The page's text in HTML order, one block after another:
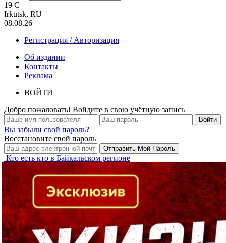
19 C
Irkutsk, RU
08.08.26
Регистрация / Авторизация
Об издании
Контакты
Реклама
ВОЙТИ
Добро пожаловать! Войдите в свою учётную запись
Вы забыли свой пароль?
Восстановите свой пароль
Кто есть кто в Байкальском регионе